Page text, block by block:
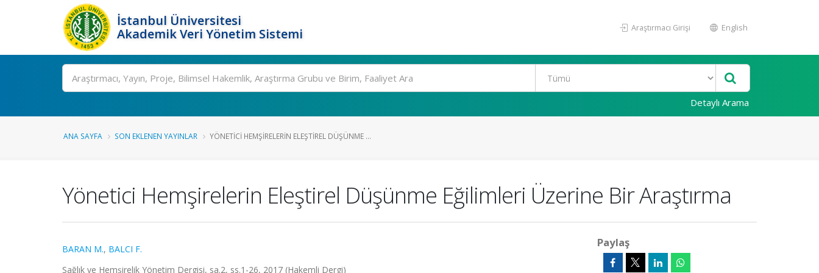
İstanbul Üniversitesi
Akademik Veri Yönetim Sistemi
Araştırmacı Girişi English
Ara
Detaylı Arama
ANA SAYFA SON EKLENEN YAYINLAR YÖNETICI HEMŞIRELERIN ELEŞTIREL DÜŞÜNME ...
Yönetici Hemşirelerin Eleştirel Düşünme Eğilimleri Üzerine Bir Araştırma
BARAN M., BALCI F.
Sağlık ve Hemşirelik Yönetim Dergisi, sa.2, ss.1-26, 2017 (Hakemli Dergi)
Paylaş